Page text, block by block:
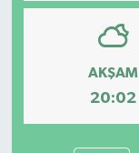
AKŞAM
20:02